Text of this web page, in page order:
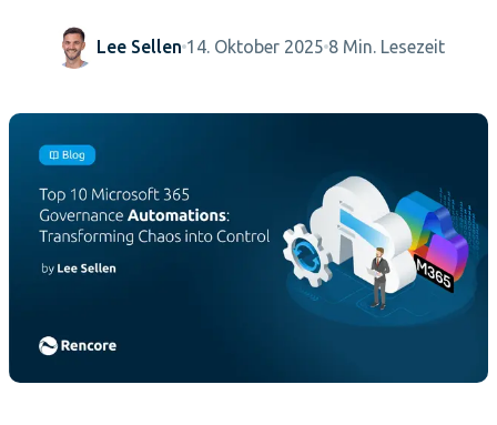
Lee Sellen 14. Oktober 2025 8 Min. Lesezeit